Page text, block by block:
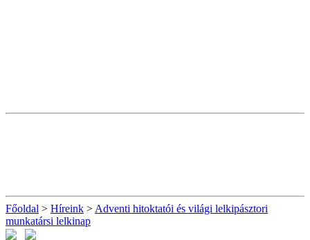
Főoldal > Híreink > Adventi hitoktatói és világi lelkipásztori
munkatársi lelkinap